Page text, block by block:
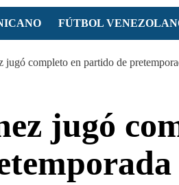
FÚTBOL
jugó completo en partido de
jugó